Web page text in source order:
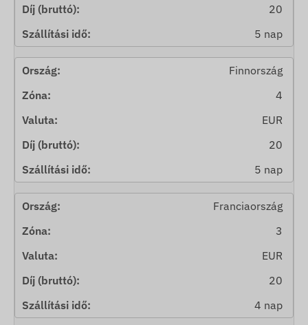
20
5 nap
Finnország
4
EUR
20
5 nap
Franciaország
3
EUR
20
4 nap